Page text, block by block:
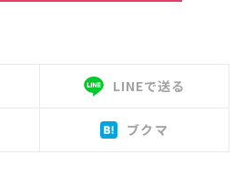
LINEで送る
ブクマ